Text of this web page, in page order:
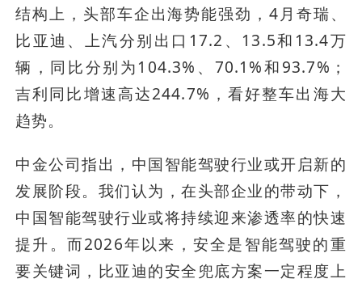
结构上，头部车企出海势能强劲，4月奇瑞、
比亚迪、上汽分别出口17.2、13.5和13.4万
辆，同比分别为104.3%、70.1%和93.7%；
吉利同比增速高达244.7%，看好整车出海大
趋势。
中金公司指出，中国智能驾驶行业或开启新的
发展阶段。我们认为，在头部企业的带动下，
中国智能驾驶行业或将持续迎来渗透率的快速
提升。而2026年以来，安全是智能驾驶的重
要关键词，比亚迪的安全兜底方案一定程度上